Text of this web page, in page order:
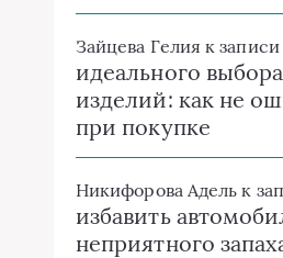
Зайцева Гелия к записи
идеального
изделий: как не
при покупке
Никифорова Адель к
избавить
неприятного